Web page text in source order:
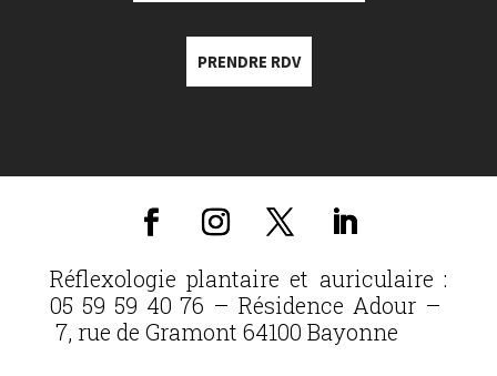
PRENDRE RDV
Réflexologie plantaire et auriculaire :
05 59 59 40 76 – Résidence Adour –
7, rue de Gramont 64100 Bayonne